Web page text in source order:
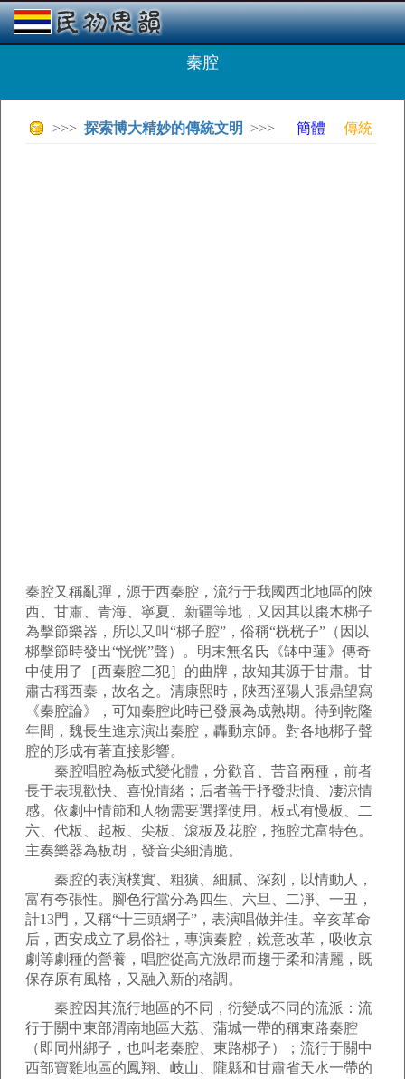
秦腔
>>> 探索博大精妙的傳統文明 >>> 簡體 傳統
秦腔又稱亂彈，源于西秦腔，流行于我國西北地區的陜
西、甘肅、青海、寧夏、新疆等地，又因其以棗木梆子
為擊節樂器，所以又叫“梆子腔”，俗稱“桄桄子”（因以
梆擊節時發出“恍恍”聲）。明末無名氏《缽中蓮》傳奇
中使用了［西秦腔二犯］的曲牌，故知其源于甘肅。甘
肅古稱西秦，故名之。清康熙時，陜西涇陽人張鼎望寫
《秦腔論》，可知秦腔此時已發展為成熟期。待到乾隆
年間，魏長生進京演出秦腔，轟動京師。對各地梆子聲
腔的形成有著直接影響。
秦腔唱腔為板式變化體，分歡音、苦音兩種，前者
長于表現歡快、喜悅情緒；后者善于抒發悲憤、凄涼情
感。依劇中情節和人物需要選擇使用。板式有慢板、二
六、代板、起板、尖板、滾板及花腔，拖腔尤富特色。
主奏樂器為板胡，發音尖細清脆。
秦腔的表演樸實、粗獷、細膩、深刻，以情動人，
富有夸張性。腳色行當分為四生、六旦、二凈、一丑，
計13門，又稱“十三頭網子”，表演唱做并佳。辛亥革命
后，西安成立了易俗社，專演秦腔，銳意改革，吸收京
劇等劇種的營養，唱腔從高亢激昂而趨于柔和清麗，既
保存原有風格，又融入新的格調。
秦腔因其流行地區的不同，衍變成不同的流派：流
行于關中東部渭南地區大荔、蒲城一帶的稱東路秦腔
（即同州綁子，也叫老秦腔、東路梆子）；流行于關中
西部寶雞地區的鳳翔、岐山、隴縣和甘肅省天水一帶的